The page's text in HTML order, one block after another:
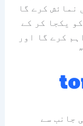
نمائش کرے گا
یکجا کر کے
کرے گا اور
جانب سے